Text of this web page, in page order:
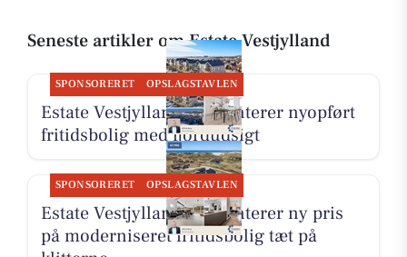
Seneste artikler om Estate Vestjylland
SPONSORERET OPSLAGSTAVLEN
Estate Vestjylland præsenterer nyopført
fritidsbolig med fjordudsigt
SPONSORERET OPSLAGSTAVLEN
Estate Vestjylland præsenterer ny pris
på moderniseret fritidsbolig tæt på